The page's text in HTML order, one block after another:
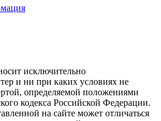
исключительно
и ни при каких условиях не
определяемой положениями
кодекса Российской Федерации.
на сайте может отличаться